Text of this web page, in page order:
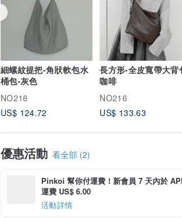
細螺紋提把-角狀軟包水
桶包-灰色
NO216
US$ 124.72
長方形-全皮寬帶大背
咖啡
NO216
US$ 133.63
優惠活動 看全部 (2)
Pinkoi 幫你付運費！新會員 7 天內於
運費 US$ 6.00
活動詳情